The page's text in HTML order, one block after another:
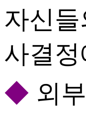
자신
사결
◆ 외